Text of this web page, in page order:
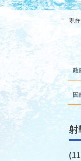
::: 現在
政
因
射